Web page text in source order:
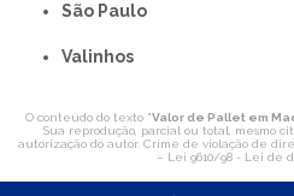
São Paulo
Valinhos
O conteúdo do texto "Valor de Pallet em
Sua reprodução, parcial ou total, mesmo
autorização do autor. Crime de violação de
– Lei 9610/98 - Lei de